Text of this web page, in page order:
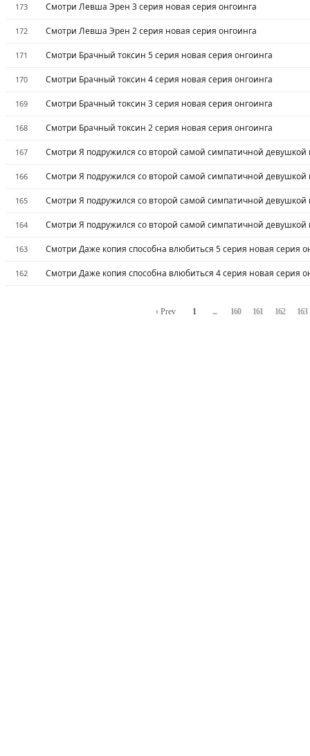
173 Смотри Левша Эрен 3 серия новая серия онгоинга
172 Смотри Левша Эрен 2 серия новая серия онгоинга
171 Смотри Брачный токсин 5 серия новая серия онгоинга
170 Смотри Брачный токсин 4 серия новая серия онгоинга
169 Смотри Брачный токсин 3 серия новая серия онгоинга
168 Смотри Брачный токсин 2 серия новая серия онгоинга
167 Смотри Я подружился со второй самой симпатичной девушкой
166 Смотри Я подружился со второй самой симпатичной девушкой
165 Смотри Я подружился со второй самой симпатичной девушкой
164 Смотри Я подружился со второй самой симпатичной девушкой
163 Смотри Даже копия способна влюбиться 5 серия новая серия
162 Смотри Даже копия способна влюбиться 4 серия новая серия
‹ Prev 1 ... 160 161 162 163